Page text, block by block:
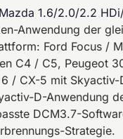
1.6/2.0/2.2
Anwendung der
Ford Focus /
C4 / C5, Peugeot
/ CX-5 mit Skyactiv-
D-Anwendung
DCM3.7-
Strategie.